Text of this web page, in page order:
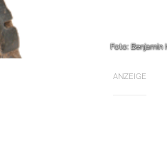
Foto: Benjamin
ANZEIGE